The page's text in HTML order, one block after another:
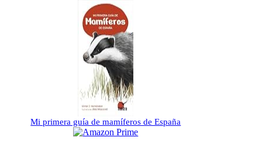
Mi primera guía de mamíferos de España